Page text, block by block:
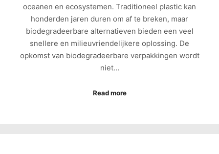
oceanen en ecosystemen. Traditioneel plastic kan
honderden jaren duren om af te breken, maar
biodegradeerbare alternatieven bieden een veel
snellere en milieuvriendelijkere oplossing. De
opkomst van biodegradeerbare verpakkingen wordt
niet…
Read more